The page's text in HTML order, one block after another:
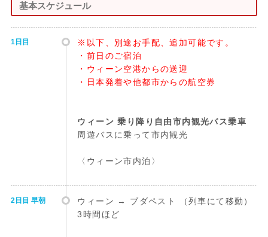
基本スケジュール
1日目
※以下、別途お手配、追加可能です。
・前日のご宿泊
・ウィーン空港からの送迎
・日本発着や他都市からの航空券
ウィーン 乗り降り自由市内観光バス乗車
周遊バスに乗って市内観光
〈ウィーン市内泊〉
2日目 早朝
ウィーン → ブダペスト （列車にて移動）
3時間ほど